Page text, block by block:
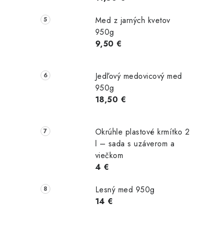
Med z jarných kvetov
950g
9,50 €
Jedľový medovicový med
950g
18,50 €
Okrúhle plastové krmítko 2
l – sada s uzáverom a
viečkom
4 €
Lesný med 950g
14 €